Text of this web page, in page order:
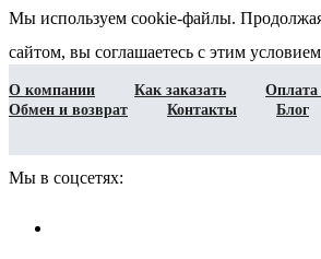
Мы используем cookie-файлы. Продолжая
сайтом, вы соглашаетесь с этим условием
О компании Как заказать
Оплата
Обмен и возврат
Контакты
Блог
Мы в соцсетях: